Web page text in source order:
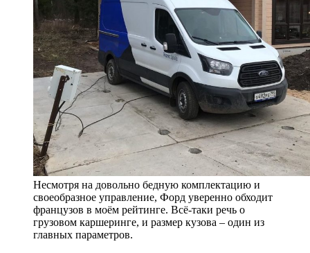
Несмотря на довольно бедную комплектацию и
своеобразное управление, Форд уверенно обходит
французов в моём рейтинге. Всё-таки речь о
грузовом каршеринге, и размер кузова – один из
главных параметров.